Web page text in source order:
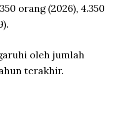
orang (2026), 4.350
oleh jumlah
terakhir.